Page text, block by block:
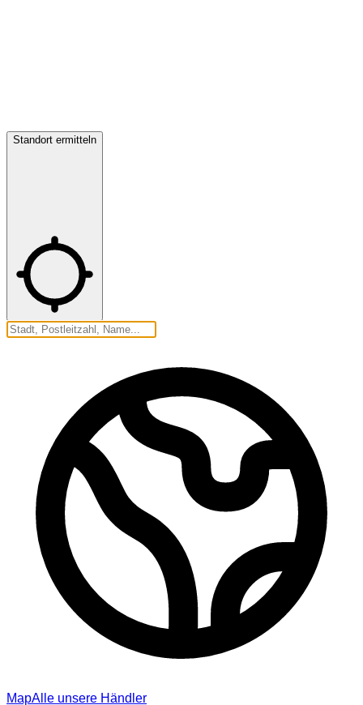
Standort ermitteln
MapAlle unsere Händler